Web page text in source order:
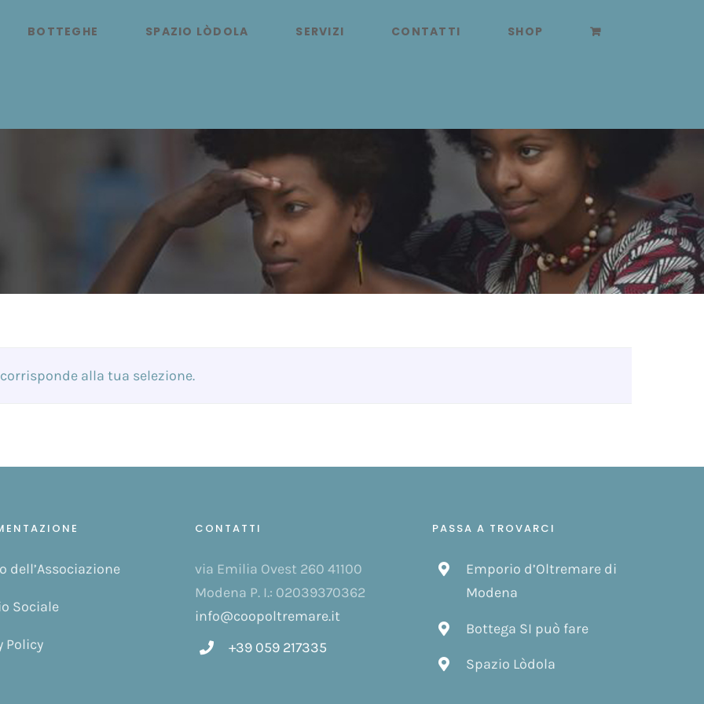
BOTTEGHE SPAZIO LÒDOLA SERVIZI CONTATTI SHOP
alla tua selezione.
dell’Associazione
Sociale
Policy
CONTATTI
via Emilia Ovest 260 41100
Modena P. I.: 02039370362
info@coopoltremare.it
+39 059 217335
PASSA A TROVARCI
Emporio d’Oltremare di
Modena
Bottega SI può fare
Spazio Lòdola